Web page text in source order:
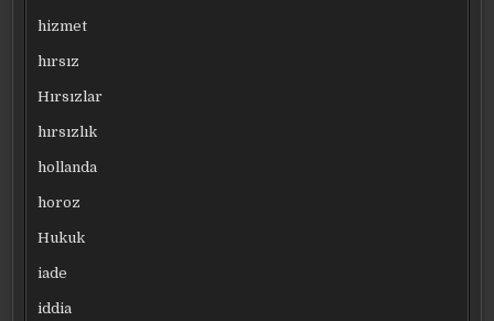
hizmet
hırsız
Hırsızlar
hırsızlık
hollanda
horoz
Hukuk
iade
iddia